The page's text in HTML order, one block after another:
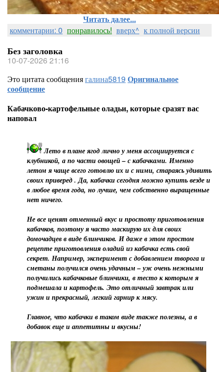
Читать далее...
комментарии: 0 понравилось! вверх^ к полной версии
Без заголовка
10-07-2026 21:16
Это цитата сообщениягалина5819 Оригинальное
сообщение
Кабачково-картофельные оладьи, которые сразят вас
наповал
Лето в плане ягод лично у меня ассоциируется с
клубникой, а по части овощей – с кабачками. Именно
летом я чаще всего готовлю их и с ними, стараясь удивить
своих приверед . Да, кабачки сегодня можно купить везде и
в любое время года, но лучше, чем собственно выращенные
нет ничего.
Не все ценят отменный вкус и простоту приготовления
кабачков, поэтому я часто маскирую их для своих
домочадцев в виде блинчиков. И даже в этом простом
рецепте приготовления оладий из кабачка есть свой
секрет. Например, эксперимент с добавлением творога и
сметаны получился очень удачным – уж очень нежными
получились кабачковые блинчики, в тесто к которым я
подмешала и картофель. Это отличный завтрак или
ужин и прекрасный, легкий гарнир к мясу.
Главное, что кабачки в таком виде также полезны, а в
добавок еще и аппетитны и вкусны!